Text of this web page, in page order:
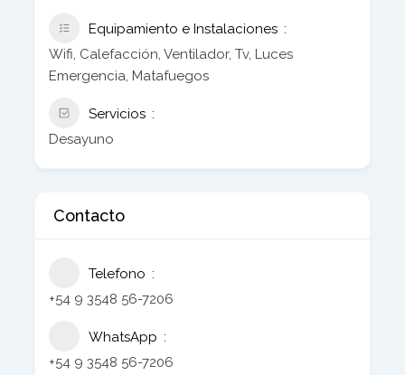
Equipamiento e Instalaciones
Wifi, Calefacción, Ventilador, Tv, Luces
Emergencia, Matafuegos
Servicios
Desayuno
Contacto
Telefono
+54 9 3548 56-7206
WhatsApp
+54 9 3548 56-7206